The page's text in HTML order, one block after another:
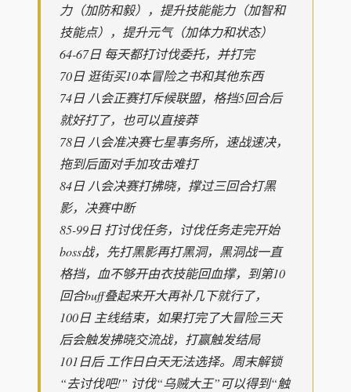
力（加防和毅），提升技能能力（加智和
技能点），提升元气（加体力和状态）
64-67日 每天都打讨伐委托，并打完
70日 逛街买10本冒险之书和其他东西
74日 八会正赛打斥候联盟，格挡5回合后
就好打了，也可以直接莽
78日 八会准决赛七星事务所，速战速决，
拖到后面对手加攻击难打
84日 八会决赛打拂晓，撑过三回合打黑
影，决赛中断
85-99日 打讨伐任务，讨伐任务走完开始
boss战，先打黑影再打黑洞，黑洞战一直
格挡，血不够开由衣技能回血撑，到第10
回合buff叠起来开大再补几下就行了，
100日 主线结束，如果打完了大冒险三天
后会触发拂晓交流战，打赢触发结局
101日后 工作日白天无法选择。周末解锁
“去讨伐吧!” 讨伐“乌贼大王”可以得到“触